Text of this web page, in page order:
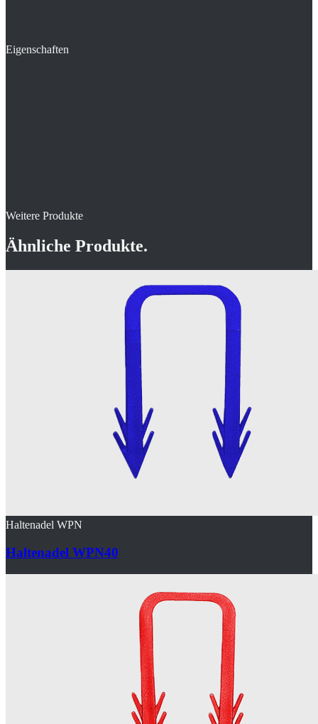
Eigenschaften
Weitere Produkte
Ähnliche Produkte.
Haltenadel WPN
Haltenadel WPN40